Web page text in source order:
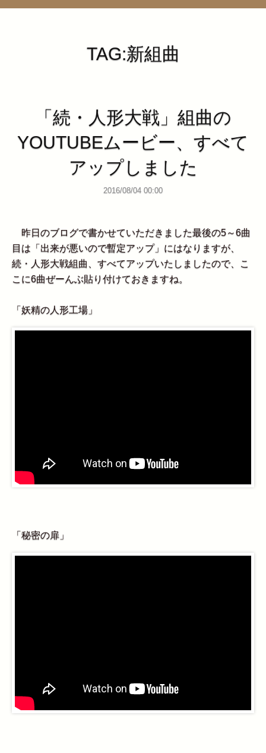
TAG:新組曲
「続・人形大戦」組曲の
YOUTUBEムービー、すべて
アップしました
2016/08/04 00:00
昨日のブログで書かせていただきました最後の5～6曲
目は「出来が悪いので暫定アップ」にはなりますが、
続・人形大戦組曲、すべてアップいたしましたので、こ
こに6曲ぜーんぶ貼り付けておきますね。
「妖精の人形工場」
「秘密の扉」